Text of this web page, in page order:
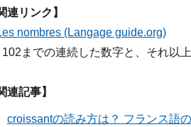
連リンク】
nombres (Langage guide.org)
までの連続した数字と、それ以
連記事】
croissantの読み方は？ フランス語